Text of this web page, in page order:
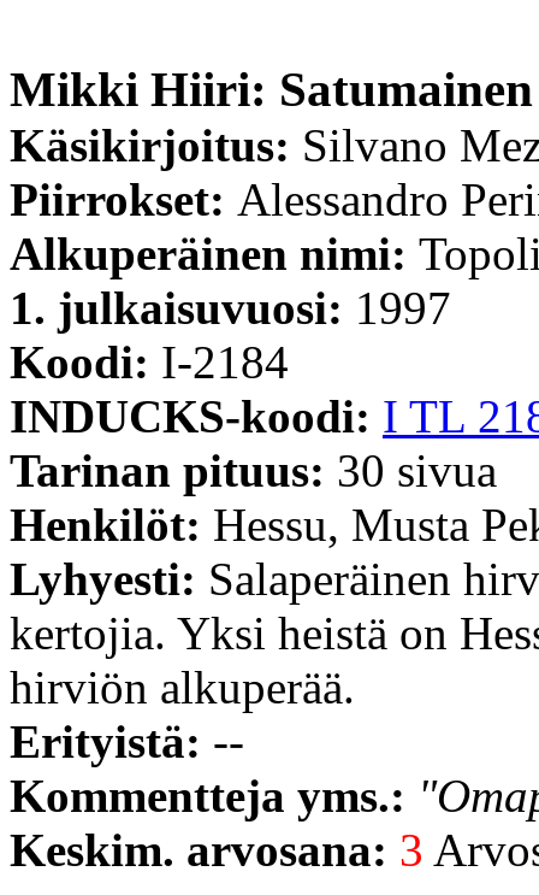
Mikki Hiiri:
Käsikirjoitus: Silvano
Piirrokset: Alessandro
Alkuperäinen nimi:
1. julkaisuvuosi: 1997
Koodi: I-2184
INDUCKS-koodi: I TL
Tarinan pituus: 30 sivua
Henkilöt: Hessu, Musta
Lyhyesti: Salaperäinen
kertojia. Yksi heistä on
hirviön alkuperää.
Erityistä: --
Kommentteja yms.:
Keskim. arvosana: 3